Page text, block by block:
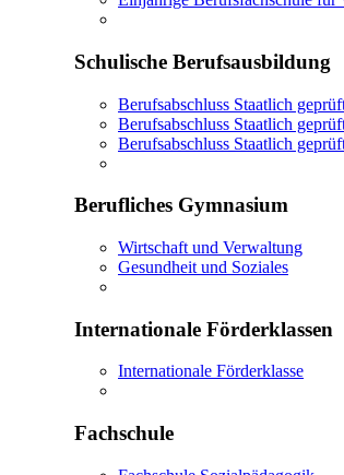
Schulische Berufsausbildung
Berufsabschluss Staatlich
Berufsabschluss Staatlich
Berufsabschluss Staatlich
Berufliches Gymnasium
Wirtschaft und Verwaltung
Gesundheit und Soziales
Internationale Förderklassen
Internationale Förderklasse
Fachschule